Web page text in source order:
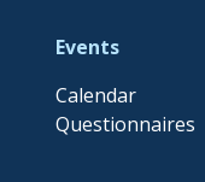
Events
Calendar
Questionnaires